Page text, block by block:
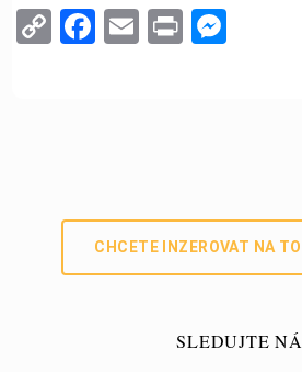
C Fa E Pr
CHCETE INZEROVAT NA
SLEDUJTE